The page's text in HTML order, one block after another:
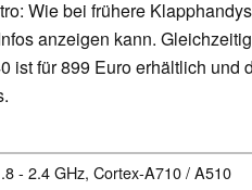
Wie bei frühere
anzeigen kann.
ist für 899 Euro erhältlich und
- 2.4 GHz, Cortex-A710 / A510